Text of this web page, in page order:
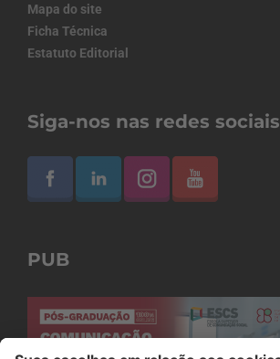
Mapa do site
Ficha Técnica
Estatuto Editorial
Siga-nos nas redes sociais
PUB